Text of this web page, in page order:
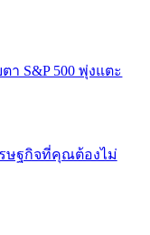
S&P 500 พุ่งแตะ
ษฐกิจที่คุณต้องไม่